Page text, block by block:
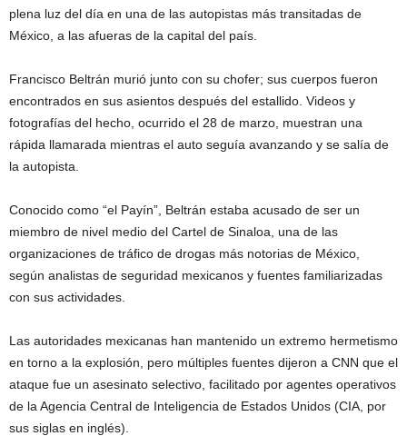
plena luz del día en una de las autopistas más transitadas de
México, a las afueras de la capital del país.
Francisco Beltrán murió junto con su chofer; sus cuerpos fueron
encontrados en sus asientos después del estallido. Videos y
fotografías del hecho, ocurrido el 28 de marzo, muestran una
rápida llamarada mientras el auto seguía avanzando y se salía de
la autopista.
Conocido como “el Payín”, Beltrán estaba acusado de ser un
miembro de nivel medio del Cartel de Sinaloa, una de las
organizaciones de tráfico de drogas más notorias de México,
según analistas de seguridad mexicanos y fuentes familiarizadas
con sus actividades.
Las autoridades mexicanas han mantenido un extremo hermetismo
en torno a la explosión, pero múltiples fuentes dijeron a CNN que el
ataque fue un asesinato selectivo, facilitado por agentes operativos
de la Agencia Central de Inteligencia de Estados Unidos (CIA, por
sus siglas en inglés).